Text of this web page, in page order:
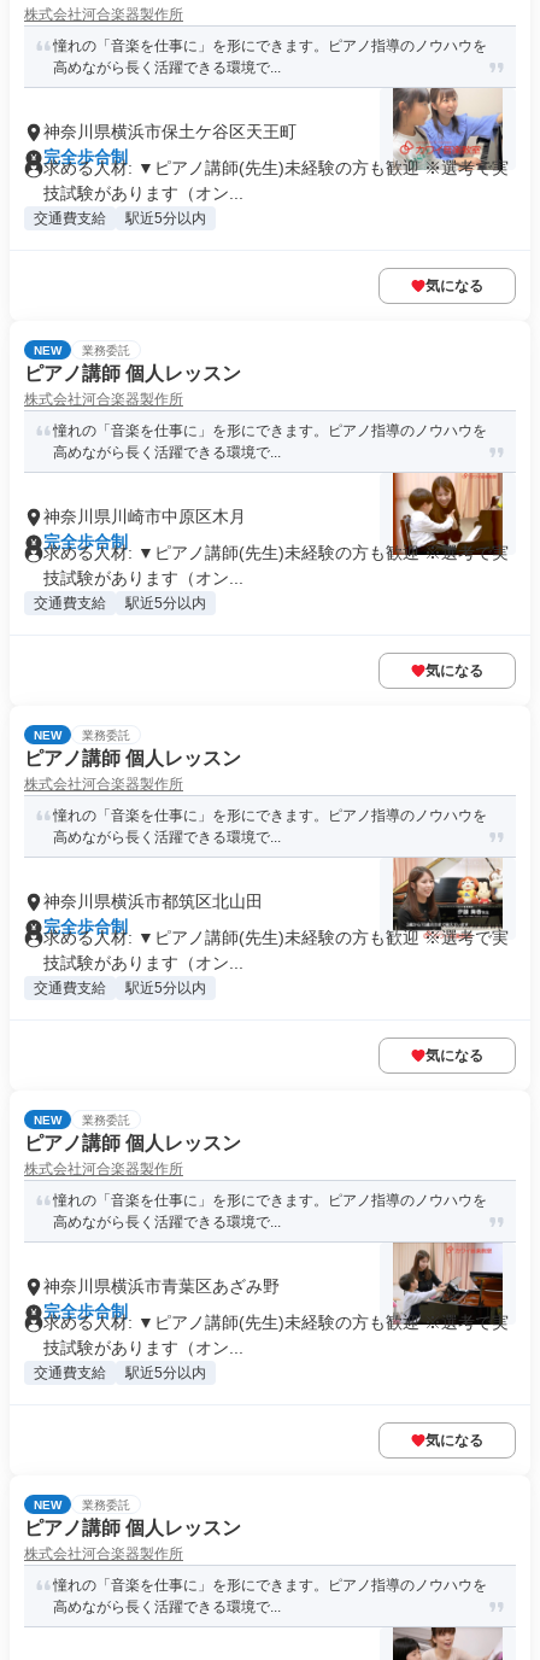
株式会社河合楽器製作所
憧れの「音楽を仕事に」を形にできます。ピアノ指導のノウハウを
高めながら長く活躍できる環境で...
神奈川県横浜市保土ケ谷区天王町
完全歩合制
求める人材: ▼ピアノ講師(先生)未経験の方も歓迎 ※選考で実
技試験があります（オン...
交通費支給 駅近5分以内
気になる
NEW 業務委託
ピアノ講師 個人レッスン
株式会社河合楽器製作所
憧れの「音楽を仕事に」を形にできます。ピアノ指導のノウハウを
高めながら長く活躍できる環境で...
神奈川県川崎市中原区木月
完全歩合制
求める人材: ▼ピアノ講師(先生)未経験の方も歓迎 ※選考で実
技試験があります（オン...
交通費支給 駅近5分以内
気になる
NEW 業務委託
ピアノ講師 個人レッスン
株式会社河合楽器製作所
憧れの「音楽を仕事に」を形にできます。ピアノ指導のノウハウを
高めながら長く活躍できる環境で...
神奈川県横浜市都筑区北山田
完全歩合制
求める人材: ▼ピアノ講師(先生)未経験の方も歓迎 ※選考で実
技試験があります（オン...
交通費支給 駅近5分以内
気になる
NEW 業務委託
ピアノ講師 個人レッスン
株式会社河合楽器製作所
憧れの「音楽を仕事に」を形にできます。ピアノ指導のノウハウを
高めながら長く活躍できる環境で...
神奈川県横浜市青葉区あざみ野
完全歩合制
求める人材: ▼ピアノ講師(先生)未経験の方も歓迎 ※選考で実
技試験があります（オン...
交通費支給 駅近5分以内
気になる
NEW 業務委託
ピアノ講師 個人レッスン
株式会社河合楽器製作所
憧れの「音楽を仕事に」を形にできます。ピアノ指導のノウハウを
高めながら長く活躍できる環境で...